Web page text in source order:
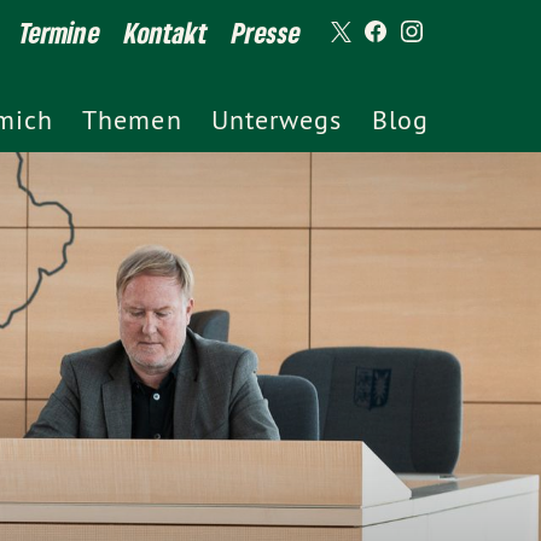
Termine Kontakt Presse
Themen Unterwegs Blog